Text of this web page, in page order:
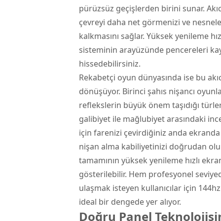
pürüzsüz geçişlerden birini sunar.
çevreyi daha net görmenizi ve
kalkmasını sağlar. Yüksek yenileme
sisteminin arayüzünde pencereleri
hissedebilirsiniz.
Rekabetçi oyun dünyasında ise bu
dönüşüyor. Birinci şahıs nişancı
reflekslerin büyük önem taşıdığı
galibiyet ile mağlubiyet arasındaki
için farenizi çevirdiğiniz anda
nişan alma kabiliyetinizi doğrudan
tamamının yüksek yenileme hızlı
gösterilebilir. Hem profesyonel
ulaşmak isteyen kullanıcılar için
ideal bir dengede yer alıyor.
Doğru Panel